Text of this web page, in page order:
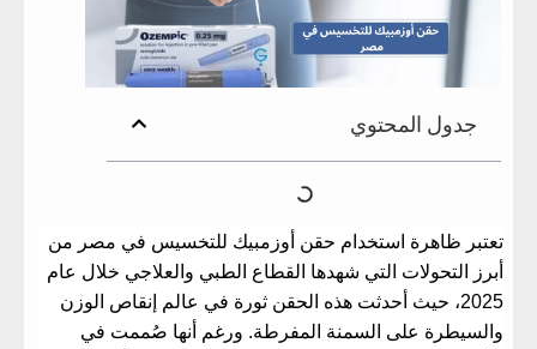
جدول المحتوي
​تعتبر ظاهرة استخدام حقن أوزمبيك للتخسيس في مصر من
أبرز التحولات التي شهدها القطاع الطبي والعلاجي خلال عام
2025، حيث أحدثت هذه الحقن ثورة في عالم إنقاص الوزن
والسيطرة على السمنة المفرطة. ورغم أنها صُممت في